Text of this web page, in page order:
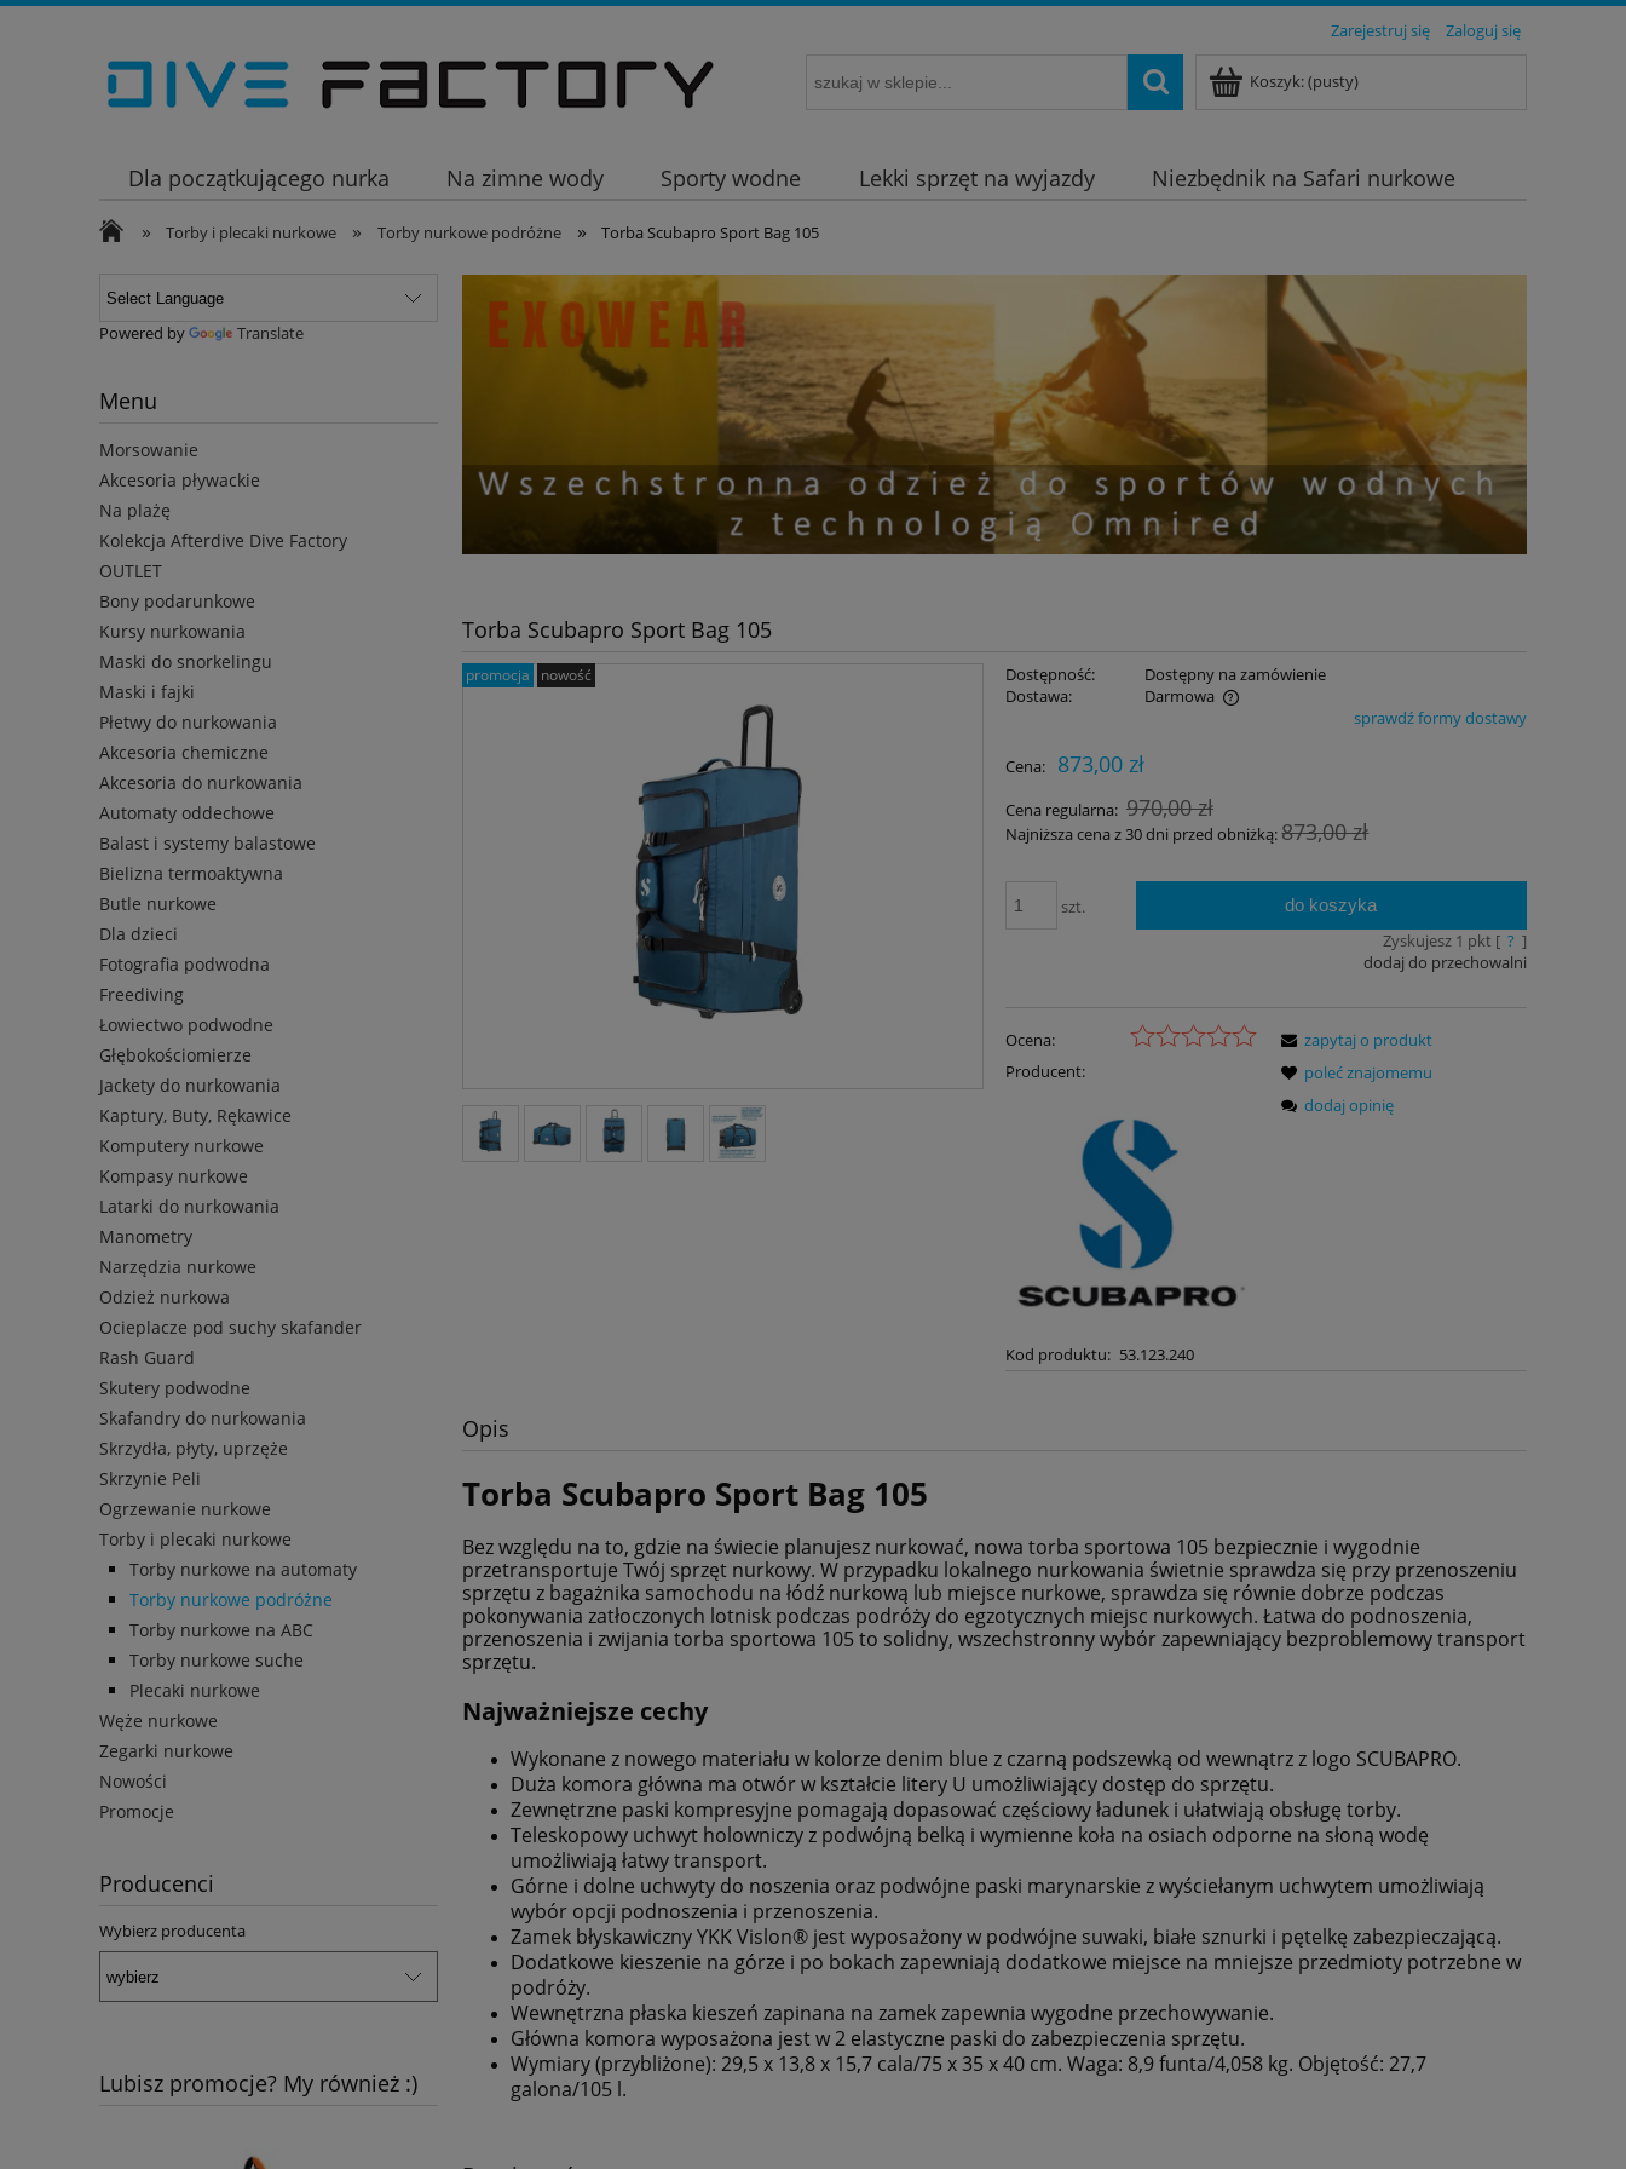
Zarejestruj się Zaloguj się
Koszyk:(pusty)
Dla początkującego nurka Na zimne wody Sporty wodne Lekki sprzęt na wyjazdy
Niezbędnik na Safari nurkowe
Wakacje
» Torby i plecaki nurkowe » Torby nurkowe podróżne » Torba Scubapro Sport Bag 105
Powered by Translate
Menu
Morsowanie
Akcesoria pływackie
Na plażę
Kolekcja Afterdive Dive Factory
OUTLET
Bony podarunkowe
Kursy nurkowania
Maski do snorkelingu
Maski i fajki
Płetwy do nurkowania
Akcesoria chemiczne
Akcesoria do nurkowania
Automaty oddechowe
Balast i systemy balastowe
Bielizna termoaktywna
Butle nurkowe
Dla dzieci
Fotografia podwodna
Freediving
Łowiectwo podwodne
Głębokościomierze
Jackety do nurkowania
Kaptury, Buty, Rękawice
Komputery nurkowe
Kompasy nurkowe
Latarki do nurkowania
Manometry
Narzędzia nurkowe
Odzież nurkowa
Ocieplacze pod suchy skafander
Rash Guard
Skutery podwodne
Skafandry do nurkowania
Skrzydła, płyty, uprzęże
Skrzynie Peli
Ogrzewanie nurkowe
Torby i plecaki nurkowe
Torby nurkowe na automaty
Torby nurkowe podróżne
Torby nurkowe na ABC
Torby nurkowe suche
Plecaki nurkowe
Węże nurkowe
Zegarki nurkowe
Nowości
Promocje
Producenci
Wybierz producenta
Lubisz promocje? My również :)
Torba Scubapro Sport Bag 105
promocja nowość Dostępność:
Dostępny na zamówienie
Dostawa:
Darmowa
sprawdź formy dostawy
Cena: 873,00 zł
Cena regularna: 970,00 zł
Najniższa cena z 30 dni przed obniżką:873,00 zł
szt. do koszyka
Zyskujesz 1 pkt [ ? ]
dodaj do przechowalni
Ocena:
Producent:
Kod produktu: 53.123.240
zapytaj o produkt
poleć znajomemu
dodaj opinię
Opis
Torba Scubapro Sport Bag 105
Bez względu na to, gdzie na świecie planujesz nurkować, nowa torba sportowa 105 bezpiecznie i wygodnie
przetransportuje Twój sprzęt nurkowy. W przypadku lokalnego nurkowania świetnie sprawdza się przy przenoszeniu
sprzętu z bagażnika samochodu na łódź nurkową lub miejsce nurkowe, sprawdza się równie dobrze podczas
pokonywania zatłoczonych lotnisk podczas podróży do egzotycznych miejsc nurkowych. Łatwa do podnoszenia,
przenoszenia i zwijania torba sportowa 105 to solidny, wszechstronny wybór zapewniający bezproblemowy transport
sprzętu.
Najważniejsze cechy
Wykonane z nowego materiału w kolorze denim blue z czarną podszewką od wewnątrz z logo SCUBAPRO.
Duża komora główna ma otwór w kształcie litery U umożliwiający dostęp do sprzętu.
Zewnętrzne paski kompresyjne pomagają dopasować częściowy ładunek i ułatwiają obsługę torby.
Teleskopowy uchwyt holowniczy z podwójną belką i wymienne koła na osiach odporne na słoną wodę
umożliwiają łatwy transport.
Górne i dolne uchwyty do noszenia oraz podwójne paski marynarskie z wyściełanym uchwytem umożliwiają
wybór opcji podnoszenia i przenoszenia.
Zamek błyskawiczny YKK Vislon® jest wyposażony w podwójne suwaki, białe sznurki i pętelkę zabezpieczającą.
Dodatkowe kieszenie na górze i po bokach zapewniają dodatkowe miejsce na mniejsze przedmioty potrzebne w
podróży.
Wewnętrzna płaska kieszeń zapinana na zamek zapewnia wygodne przechowywanie.
Główna komora wyposażona jest w 2 elastyczne paski do zabezpieczenia sprzętu.
Wymiary (przybliżone): 29,5 x 13,8 x 15,7 cala/75 x 35 x 40 cm. Waga: 8,9 funta/4,058 kg. Objętość: 27,7
galona/105 l.